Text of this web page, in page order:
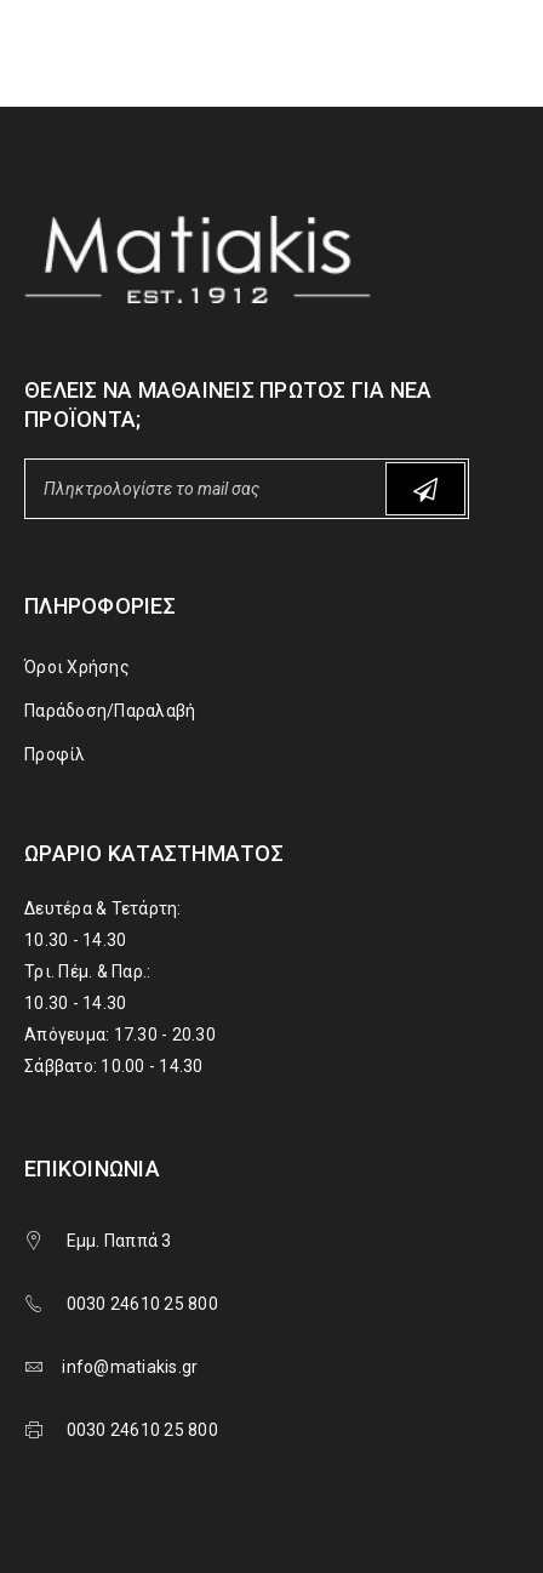
ΘΈΛΕΙΣ ΝΑ ΜΑΘΑΊΝΕΙΣ ΠΡΏΤΟΣ ΓΙΑ ΝΈΑ
ΠΡΟΪΌΝΤΑ;
ΠΛΗΡΟΦΟΡΊΕΣ
Όροι Χρήσης
Παράδοση/Παραλαβή
Προφίλ
ΩΡΆΡΙΟ ΚΑΤΑΣΤΉΜΑΤΟΣ
Δευτέρα & Τετάρτη:
10.30 - 14.30
Τρι. Πέμ. & Παρ.:
10.30 - 14.30
Απόγευμα: 17.30 - 20.30
Σάββατο: 10.00 - 14.30
ΕΠΙΚΟΙΝΩΝΊΑ
Εμμ. Παππά 3
0030 24610 25 800
info@matiakis.gr
0030 24610 25 800